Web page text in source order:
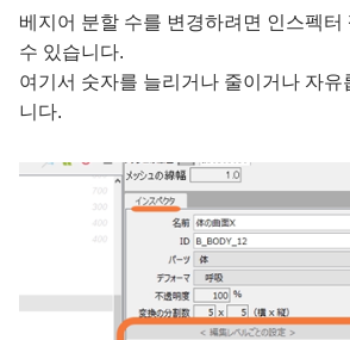
베지어 분할 수를 변경하려면 인스펙
수 있습니다.
여기서 숫자를 늘리거나 줄이거나 자유
니다.